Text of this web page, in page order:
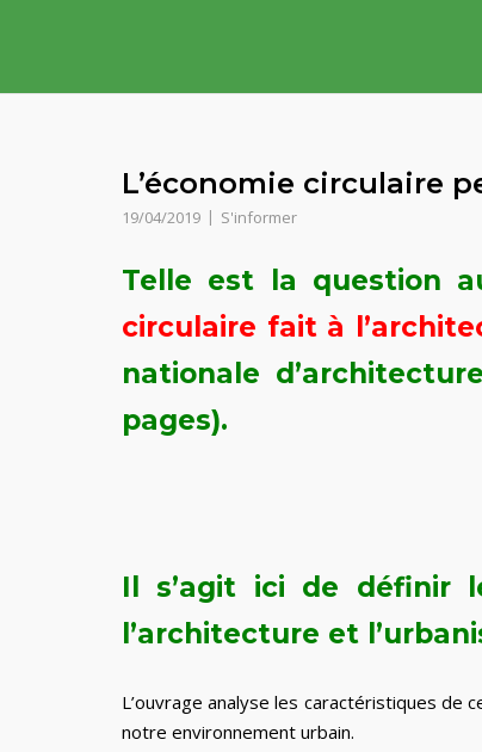
L’économie circulaire
19/04/2019 S'informer
Telle est la question
circulaire fait à
nationale
pages).
Il s’agit ici de définir
l’architecture et
L’ouvrage analyse les caractéristiques de
notre environnement urbain.